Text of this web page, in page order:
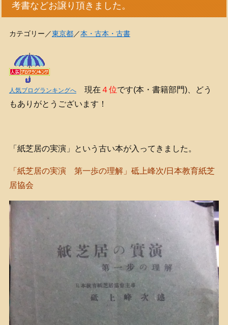
考書などお譲り頂きました。
カテゴリー／東京都／本・古本・古書
人気ブログランキングへ現在 ４位です(本・書籍部門)、どう
もありがとうございます！
「紙芝居の実演」という古い本が入ってきました。
「紙芝居の実演 第一歩の理解」砥上峰次/日本教育紙芝
居協会